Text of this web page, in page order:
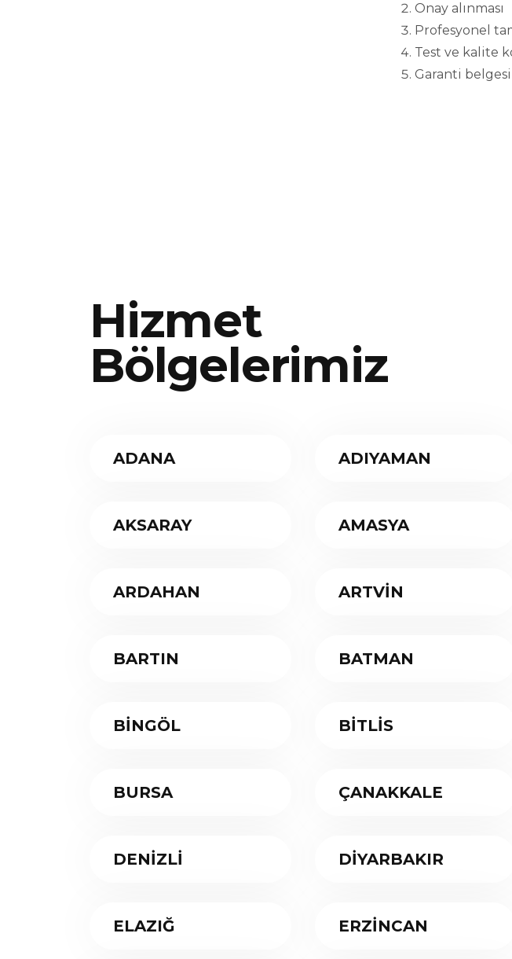
Onay alınması
Profesyonel
Test ve kalite
Garanti
Hizmet
Bölgelerimiz
ADANA ADIYAMAN
AKSARAY AMASYA
ARDAHAN ARTVİN
BARTIN BATMAN
BİNGÖL BİTLİS
BURSA ÇANAKKALE
DENİZLİ DİYARBAKIR
ELAZIĞ ERZİNCAN